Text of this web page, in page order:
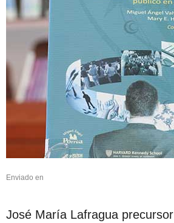
Enviado en
José María Lafragua